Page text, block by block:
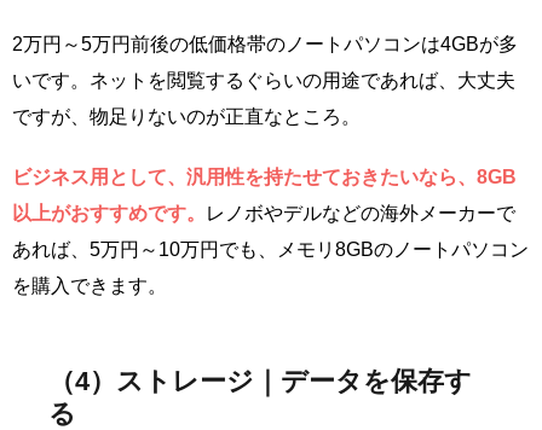
2万円～5万円前後の低価格帯のノートパソコンは4GBが多
いです。ネットを閲覧するぐらいの用途であれば、大丈夫
ですが、物足りないのが正直なところ。
ビジネス用として、汎用性を持たせておきたいなら、8GB
以上がおすすめです。
レノボやデルなどの海外メーカーで
あれば、5万円～10万円でも、メモリ8GBのノートパソコン
を購入できます。
（4）ストレージ｜データを保存す
る